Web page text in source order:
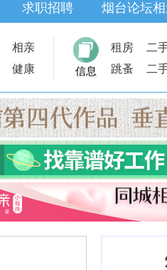
求职招聘 烟台论坛
相亲
健康 信息
租房
二
跳蚤
二